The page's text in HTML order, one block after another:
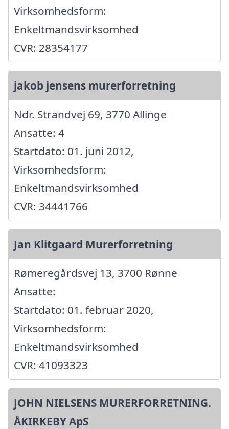
Virksomhedsform:
Enkeltmandsvirksomhed
CVR: 28354177
jakob jensens murerforretning
Ndr. Strandvej 69, 3770 Allinge
Ansatte: 4
Startdato: 01. juni 2012,
Virksomhedsform:
Enkeltmandsvirksomhed
CVR: 34441766
Jan Klitgaard Murerforretning
Rømeregårdsvej 13, 3700 Rønne
Ansatte:
Startdato: 01. februar 2020,
Virksomhedsform:
Enkeltmandsvirksomhed
CVR: 41093323
JOHN NIELSENS MURERFORRETNING.
ÅKIRKEBY ApS